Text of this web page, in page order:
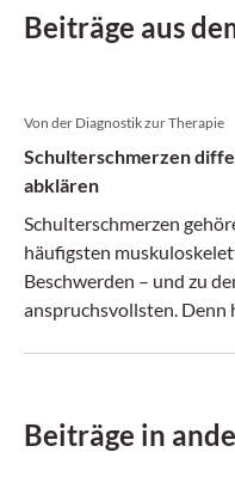
Beiträge aus
Von der Diagnostik zur Therapie
Schulterschmerzen
abklären
Schulterschmerzen
häufigsten
Beschwerden – und zu
anspruchsvollsten. Denn
Beiträge in